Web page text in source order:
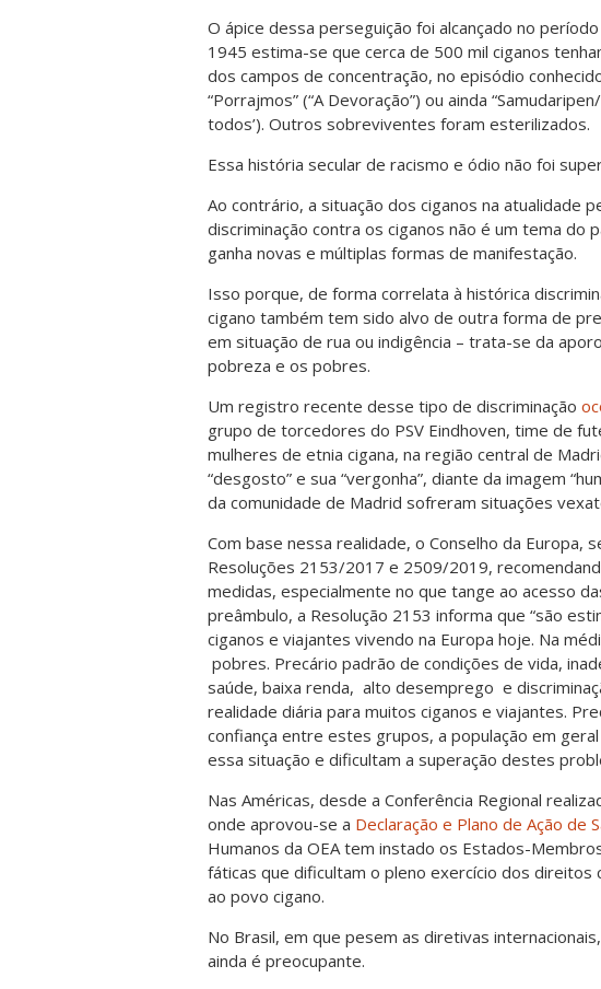
O ápice dessa perseguição foi alcançado no
1945 estima-se que cerca de 500 mil ciganos
dos campos de concentração, no episódio
“Porrajmos” (“A Devoração”) ou ainda
todos’). Outros sobreviventes foram esterilizados.
Essa história secular de racismo e ódio não foi
Ao contrário, a situação dos ciganos na atualidade
discriminação contra os ciganos não é um tema do
ganha novas e múltiplas formas de manifestação.
Isso porque, de forma correlata à histórica
cigano também tem sido alvo de outra forma de
em situação de rua ou indigência – trata-se da
pobreza e os pobres.
Um registro recente desse tipo de discriminação
grupo de torcedores do PSV Eindhoven, time de
mulheres de etnia cigana, na região central de
“desgosto” e sua “vergonha”, diante da imagem
da comunidade de Madrid sofreram situações
Com base nessa realidade, o Conselho da Europa,
Resoluções 2153/2017 e 2509/2019,
medidas, especialmente no que tange ao acesso
preâmbulo, a Resolução 2153 informa que “são
ciganos e viajantes vivendo na Europa hoje. Na
pobres. Precário padrão de condições de vida,
saúde, baixa renda, alto desemprego e
realidade diária para muitos ciganos e viajantes.
confiança entre estes grupos, a população em
essa situação e dificultam a superação destes
Nas Américas, desde a Conferência Regional
onde aprovou-se a Declaração e Plano de Ação de
Humanos da OEA tem instado os Estados-
fáticas que dificultam o pleno exercício dos direitos
ao povo cigano.
No Brasil, em que pesem as diretivas
ainda é preocupante.